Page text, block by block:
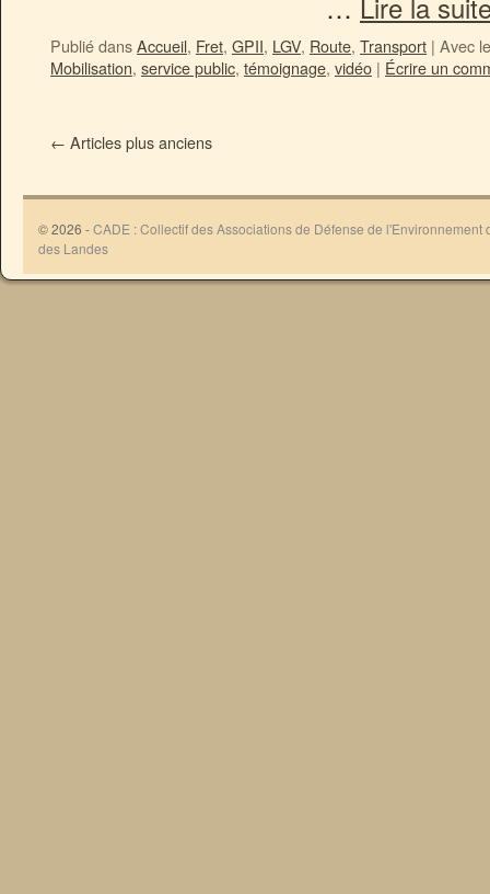
Publié dansAccueil, Fret, GPII, LGV, Route, Transport | Avec
Mobilisation, service public, témoignage, vidéo | Écrire un
← Articles plus anciens
© 2026 -CADE : Collectif des Associations de Défense de l'Environnement
des Landes